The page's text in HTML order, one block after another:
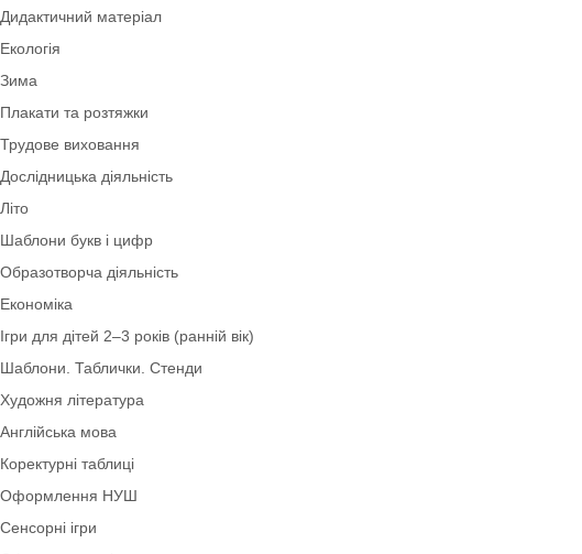
Довкілля
Ранній розвиток дитини 0-2 роки
Оформлення ЗДО
Дидактичний матеріал
Екологія
Зима
Плакати та розтяжки
Літо
Шаблони букв і цифр
Образотворча діяльність
Економіка
Ігри для дітей 2–3 років (ранній вік)